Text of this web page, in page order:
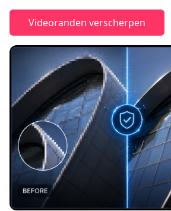
Videoranden verscherpen